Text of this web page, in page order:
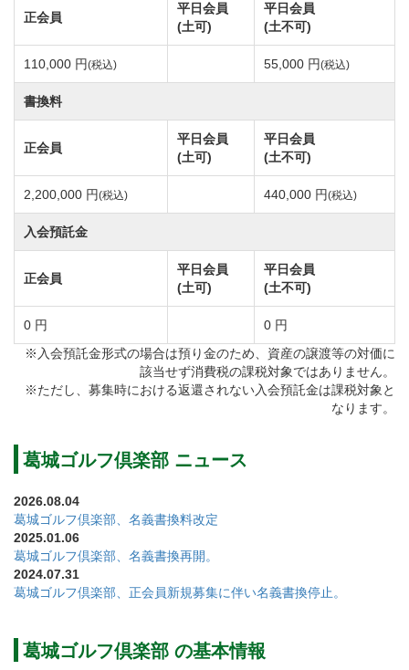
会員募集期間中につき、一般の名義書換手続きを下記
のとおり停止します。
名義書換停止期間：令和２年８月1日より同年１１月３
〇名義書換再開 令和2年12月1日より
名義書換料 正会員 1,500,000円（税別） 平日会
入会条件を下記のとおり変更しました。
【変更前】身元保証人が2名必要（印鑑証明書を添付）
【変更後】身元保証人１名の推薦が必要（印鑑証明書
①名義書換停止期間
②停止理由
会員募集の為
令和3年8月1日より正会員の名義書換を停止しておりま
すが、平日会員の名義書換手続きは停止せずに受付し
正会員
平日会員
(土可)
平日会員
(土不可)
110,000 円(税込) 55,000 円(税込)
書換料
正会員
平日会員
(土可)
平日会員
(土不可)
2,200,000 円(税込) 440,000 円(税込)
入会預託金
正会員
平日会員
(土可)
平日会員
(土不可)
0 円
0 円
※入会預託金形式の場合は預り金のため、資産の譲渡等の対価に
該当せず消費税の課税対象ではありません。
※ただし、募集時における返還されない入会預託金は課税対象と
なります。
葛城ゴルフ倶楽部 ニュース
2026.08.04
葛城ゴルフ倶楽部、名義書換料改定
2025.01.06
葛城ゴルフ倶楽部、名義書換再開。
2024.07.31
葛城ゴルフ倶楽部、正会員新規募集に伴い名義書換停止。
葛城ゴルフ倶楽部 の基本情報